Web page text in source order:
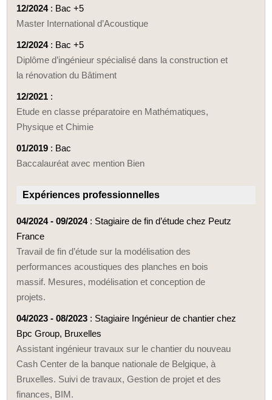
12/2024: Bac +5
Master International d’Acoustique
12/2024: Bac +5
Diplôme d’ingénieur spécialisé dans la construction et
la rénovation du Bâtiment
12/2021 :
Etude en classe préparatoire en Mathématiques,
Physique et Chimie
01/2019 : Bac
Baccalauréat avec mention Bien
Expériences professionnelles
04/2024 - 09/2024: Stagiaire de fin d’étude chez Peutz
France
Travail de fin d’étude sur la modélisation des
performances acoustiques des planches en bois
massif. Mesures, modélisation et conception de
projets.
04/2023 - 08/2023 : Stagiaire Ingénieur de chantier chez
Bpc Group, Bruxelles
Assistant ingénieur travaux sur le chantier du nouveau
Cash Center de la banque nationale de Belgique, à
Bruxelles. Suivi de travaux, Gestion de projet et des
finances, BIM.